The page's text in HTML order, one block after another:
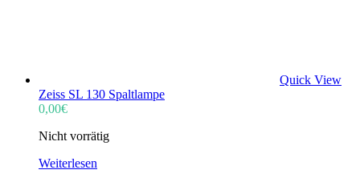
Quick View
Zeiss SL 130 Spaltlampe
0,00€
Nicht vorrätig
Weiterlesen